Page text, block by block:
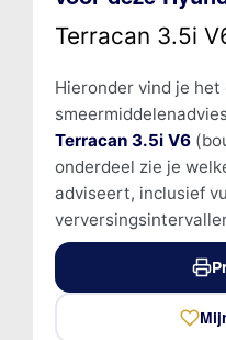
Terracan 3.5i
Hieronder vind je het
Terracan 3.5i V6
onderdeel zie je
adviseert, inclusief